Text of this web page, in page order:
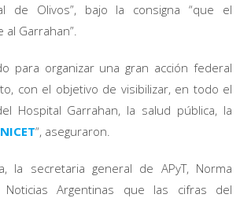
de Olivos”, bajo la consigna “que el
Garrahan”.
para organizar una gran acción federal
con el objetivo de visibilizar, en todo el
Hospital Garrahan, la salud pública, la
“, aseguraron.
la secretaria general de APyT, Norma
Noticias Argentinas que las cifras del